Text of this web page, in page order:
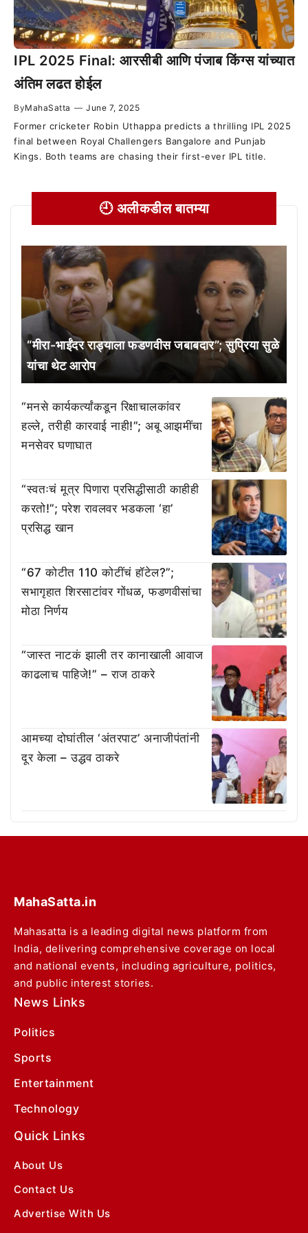
IPL 2025 Final: आरसीबी आणि पंजाब किंग्स यांच्यात
अंतिम लढत होईल
ByMahaSatta — June 7, 2025
Former cricketer Robin Uthappa predicts a thrilling IPL 2025
final between Royal Challengers Bangalore and Punjab
Kings. Both teams are chasing their first-ever IPL title.
🕘 अलीकडील बातम्या
“मीरा-भाईंदर राड्याला फडणवीस जबाबदार”; सुप्रिया सुळे
यांचा थेट आरोप
“मनसे कार्यकर्त्यांकडून रिक्षाचालकांवर
हल्ले, तरीही कारवाई नाही!”; अबू आझमींचा
मनसेवर घणाघात
“स्वतःचं मूत्र पिणारा प्रसिद्धीसाठी काहीही
करतो!”; परेश रावलवर भडकला ‘हा’
प्रसिद्ध खान
“67 कोटीत 110 कोटींचं हॉटेल?”;
सभागृहात शिरसाटांवर गोंधळ, फडणवीसांचा
मोठा निर्णय
“जास्त नाटकं झाली तर कानाखाली आवाज
काढलाच पाहिजे!” – राज ठाकरे
आमच्या दोघांतील ‘अंतरपाट’ अनाजीपंतांनी
दूर केला – उद्धव ठाकरे
MahaSatta.in
Mahasatta is a leading digital news platform from
India, delivering comprehensive coverage on local
and national events, including agriculture, politics,
and public interest stories.
News Links
Politics
Sports
Entertainment
Technology
Quick Links
About Us
Contact Us
Advertise With Us